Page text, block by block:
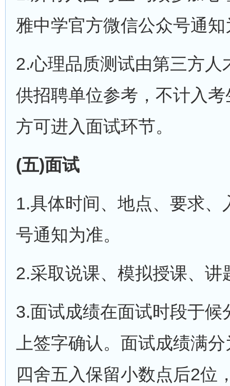
雅中学官方微信公众号通
2.心理品质测试由第三方
供招聘单位参考，不计入
方可进入面试环节。
(五)面试
1.具体时间、地点、要求
号通知为准。
2.采取说课、模拟授课、
3.面试成绩在面试时段于
上签字确认。面试成绩满
四舍五入保留小数点后2位